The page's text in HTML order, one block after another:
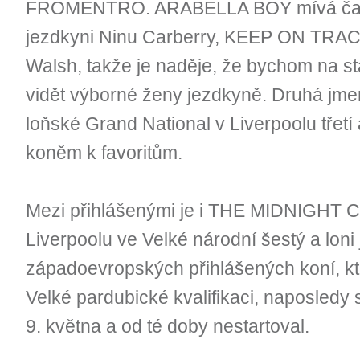
FROMENTRO. ARABELLA BOY mívá
jezdkyni Ninu Carberry, KEEP ON
Walsh, takže je naděje, že bychom na
vidět výborné ženy jezdkyně. Druhá
loňské Grand National v Liverpoolu
koněm k favoritům.
Mezi přihlášenými je i THE MIDNIGHT
Liverpoolu ve Velké národní šestý a
západoevropských přihlášených koní,
Velké pardubické kvalifikaci, naposledy
9. května a od té doby nestartoval.